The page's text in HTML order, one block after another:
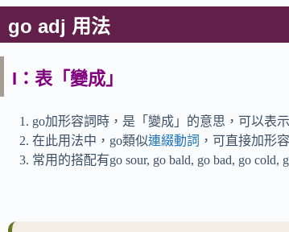
go adj 用法
I：表「變成」
go加形容詞時，是「變成」的意思，可以表
在此用法中，go類似連綴動詞 ，可直接加形
常用的搭配有go sour, go bald, go bad, go cold,